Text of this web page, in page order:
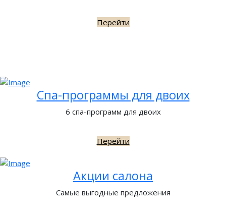
Перейти
Спа-программы для двоих
6 спа-программ для двоих
Перейти
Акции салона
Самые выгодные предложения